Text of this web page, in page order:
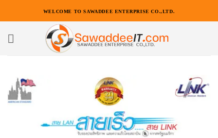
เนื้อหา
WELCOME TO SAWADDEE ENTERPRISE CO.,LTD.